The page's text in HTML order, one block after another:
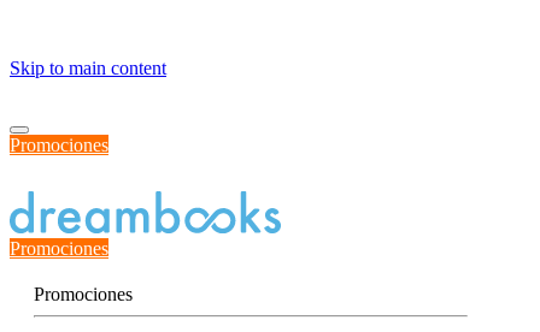
Skip to main content
Promociones
Promociones
Promociones
≡